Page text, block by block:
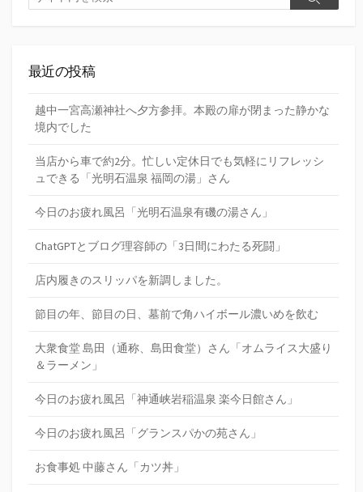
索
検
最近の投稿
越中一宮高瀬神社へ夕方参拝。本殿の扉が閉まった静かな
境内でした
当店から車で約2分。忙しい定休日でも気軽にリフレッシ
ュできる「光明石温泉 福岡の湯」さん
今日のお疲れ風呂「光明石温泉有磯の湯さん」
ChatGPTとブログ理容師の「3日間にわたる死闘」
店内履きのスリッパを新調しました。
節目の年、節目の日、墓前で角ハイボール濃いめを飲む
大衆食堂 島田（通称、島田食堂）さん「オムライス大盛り
＆ラーメン」
今日のお疲れ風呂「神通峡岩稲温泉 楽今日館さん」
今日のお疲れ風呂「グランスパかの苑さん」
お食事処 中藤さん「カツ丼」